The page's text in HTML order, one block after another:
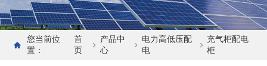
您当前位
置：
首
页
产品中
心
电力高低压配
电
充气柜配电
柜